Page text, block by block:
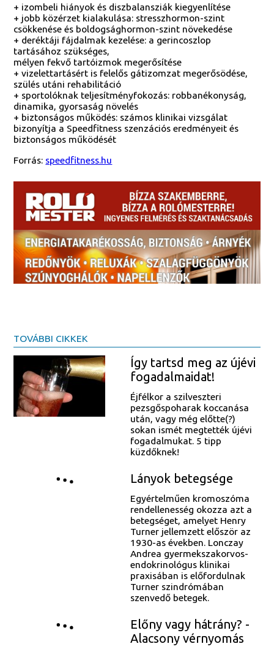
+ izombeli hiányok és diszbalansziák kiegyenlítése
+ jobb közérzet kialakulása: stresszhormon-szint
csökkenése és boldogsághormon-szint növekedése
+ deréktáji fájdalmak kezelése: a gerincoszlop
tartásához szükséges,
mélyen fekvő tartóizmok megerősítése
+ vizelettartásért is felelős gátizomzat megerősödése,
szülés utáni rehabilitáció
+ sportolóknak teljesítményfokozás: robbanékonyság,
dinamika, gyorsaság növelés
+ biztonságos működés: számos klinikai vizsgálat
bizonyítja a Speedfitness szenzációs eredményeit és
biztonságos működését
Forrás: speedfitness.hu
TOVÁBBI CIKKEK
Így tartsd meg az újévi
fogadalmaidat!
Éjfélkor a szilveszteri
pezsgőspoharak koccanása
után, vagy még előtte(?)
sokan ismét megtették újévi
fogadalmukat. 5 tipp
küzdőknek!
Lányok betegsége
Egyértelműen kromoszóma
rendellenesség okozza azt a
betegséget, amelyet Henry
Turner jellemzett először az
1930-as években. Lonczay
Andrea gyermekszakorvos-
endokrinológus klinikai
praxisában is előfordulnak
Turner szindrómában
szenvedő betegek.
Előny vagy hátrány? -
Alacsony vérnyomás